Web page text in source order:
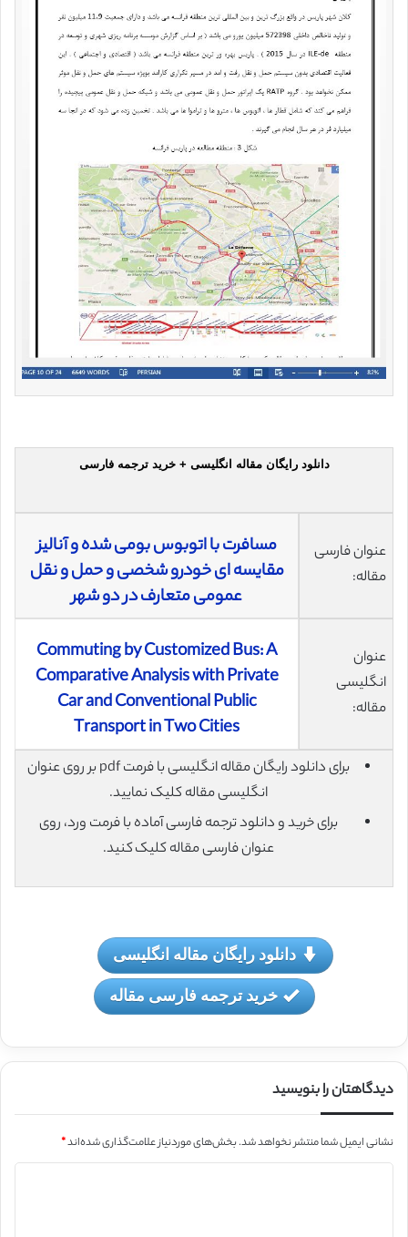
دانلود رایگان مقاله انگلیسی + خرید ترجمه فارسی
عنوان فارسی
مقاله:
مسافرت با اتوبوس بومی شده و آنالیز
مقایسه ای خودرو شخصی و حمل و نقل
عمومی متعارف در دو شهر
عنوان
انگلیسی
مقاله:
Commuting by Customized Bus: A
Comparative Analysis with Private
Car and Conventional Public
Transport in Two Cities
برای دانلود رایگان مقاله انگلیسی با فرمت pdf بر روی عنوان
انگلیسی مقاله کلیک نمایید.
برای خرید و دانلود ترجمه فارسی آماده با فرمت ورد، روی
عنوان فارسی مقاله کلیک کنید.
دانلود رایگان مقاله انگلیسی
خرید ترجمه فارسی مقاله
دیدگاهتان را بنویسید
نشانی ایمیل شما منتشر نخواهد شد.بخش‌های موردنیاز علامت‌گذاری شده‌اند*